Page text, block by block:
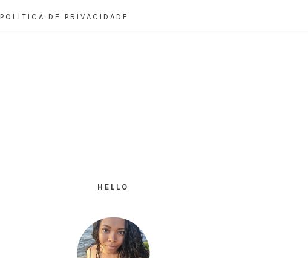
POLITICA DE PRIVACIDADE
HELLO